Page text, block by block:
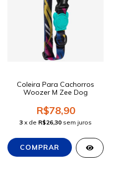
Coleira Para Cachorros
Woozer M Zee Dog
R$78,90
3 x de R$26,30 sem juros